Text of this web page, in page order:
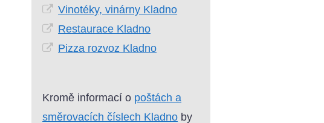
Vinotéky, vinárny Kladno
Restaurace Kladno
Pizza rozvoz Kladno
Kromě informací o poštách a
směrovacích číslech Kladno by